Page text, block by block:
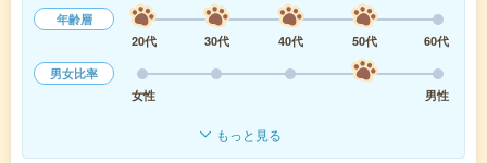
年齢層
20代
30代 40代 50代
60代
男女比率
女性
男性
もっと見る